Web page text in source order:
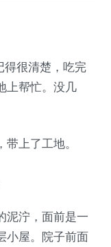
得很清楚，吃完
上帮忙。没几
上了工地。
泥泞，面前是一
小屋。院子前面